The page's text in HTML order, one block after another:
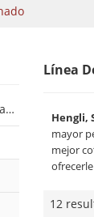
Línea
Hengli,
mayor
mejor
12